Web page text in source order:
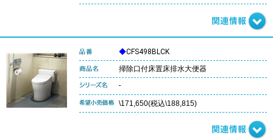
◆CFS498BLCK
掃除口付床置床排水大便器
-
\171,650(税込\188,815)